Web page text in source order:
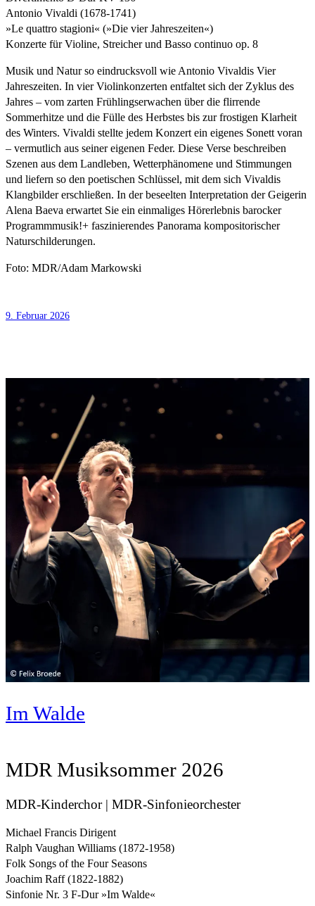
Antonio Vivaldi (1678-1741)
»Le quattro stagioni« (»Die vier Jahreszeiten«)
Konzerte für Violine, Streicher und Basso continuo op. 8
Musik und Natur so eindrucksvoll wie Antonio Vivaldis Vier
Jahreszeiten. In vier Violinkonzerten entfaltet sich der Zyklus des
Jahres – vom zarten Frühlingserwachen über die flirrende
Sommerhitze und die Fülle des Herbstes bis zur frostigen Klarheit
des Winters. Vivaldi stellte jedem Konzert ein eigenes Sonett voran
– vermutlich aus seiner eigenen Feder. Diese Verse beschreiben
Szenen aus dem Landleben, Wetterphänomene und Stimmungen
und liefern so den poetischen Schlüssel, mit dem sich Vivaldis
Klangbilder erschließen. In der beseelten Interpretation der Geigerin
Alena Baeva erwartet Sie ein einmaliges Hörerlebnis barocker
Programmmusik!+ faszinierendes Panorama kompositorischer
Naturschilderungen.
Foto: MDR/Adam Markowski
9. Februar 2026
Im Walde
MDR Musiksommer 2026
MDR-Kinderchor | MDR-Sinfonieorchester
Michael Francis Dirigent
Ralph Vaughan Williams (1872-1958)
Folk Songs of the Four Seasons
Joachim Raff (1822-1882)
Sinfonie Nr. 3 F-Dur »Im Walde«